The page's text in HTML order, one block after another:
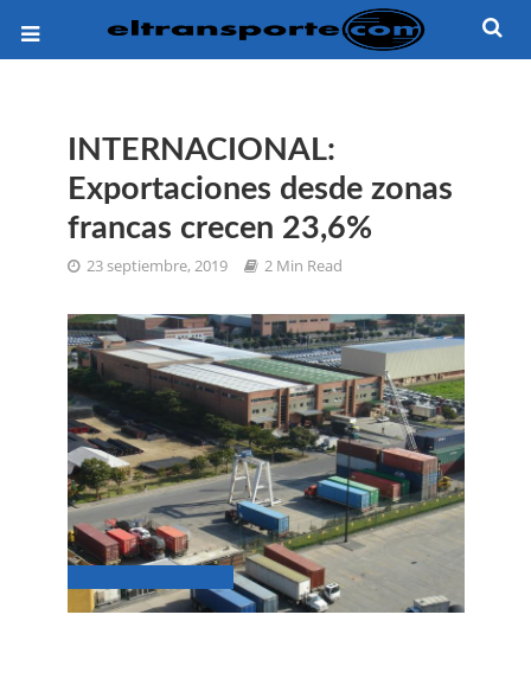
INTERNACIONAL:
Exportaciones desde zonas
francas crecen 23,6%
23 septiembre, 2019 2 Min Read